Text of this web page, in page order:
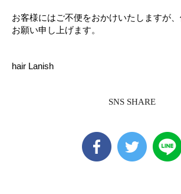
お客様にはご不便をおかけいたしますが
お願い申し上げます。
hair Lanish
SNS SHARE